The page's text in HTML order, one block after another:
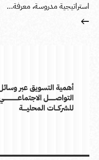
استراتيجية مدروسة، معرفة…